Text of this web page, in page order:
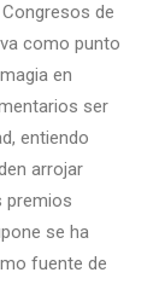
de
como punto
en
ser
entiendo
arrojar
premios
se ha
fuente de